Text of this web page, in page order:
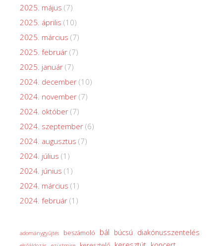
2025. május (7)
2025. április (10)
2025. március (7)
2025. február (7)
2025. január (7)
2024. december (10)
2024. november (7)
2024. október (7)
2024. szeptember (6)
2024. augusztus (7)
2024. július (1)
2024. június (1)
2024. március (1)
2024. február (1)
adománygyűjtés beszámoló bál búcsú diakónusszentelés